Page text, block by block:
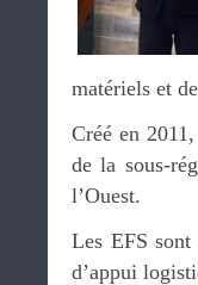
matériels et
Créé en
de la sous-
l’Ouest.
Les EFS
d’appui